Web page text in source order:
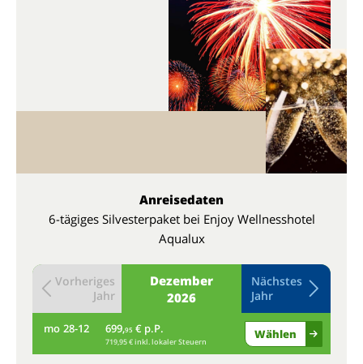
Anreisedaten
6-tägiges Silvesterpaket bei Enjoy Wellnesshotel
Aqualux
Dezember
2026
Vorheriges
Jahr
Nächstes
Jahr
mo 28-12 699,95 € p.P.
719,95 € inkl. lokaler Steuern
Wählen